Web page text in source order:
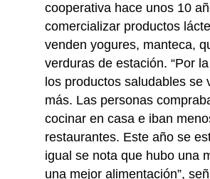
cooperativa hace unos 10
comercializar productos
venden yogures, manteca,
verduras de estación. “Por
los productos saludables se
más. Las personas
cocinar en casa e iban
restaurantes. Este año se
igual se nota que hubo una
una mejor alimentación”,